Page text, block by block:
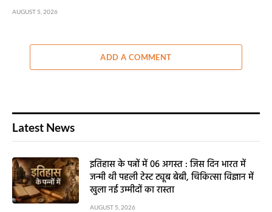
AUGUST 5, 2026
ADD A COMMENT
Latest News
इतिहास के पन्नों में 06 अगस्त : जिस दिन भारत में
जन्मी थी पहली टेस्ट ट्यूब बेबी, चिकित्सा विज्ञान में
खुला नई उम्मीदों का रास्ता
AUGUST 5, 2026